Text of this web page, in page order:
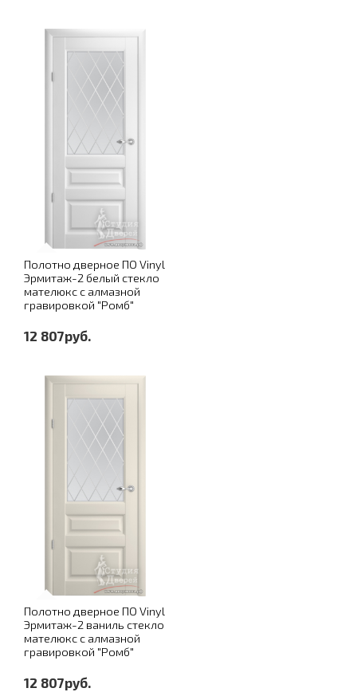
Полотно дверное ПО Vinyl
Эрмитаж-2 белый стекло
мателюкс с алмазной
гравировкой "Ромб"
12 807руб.
Полотно дверное ПО Vinyl
Эрмитаж-2 ваниль стекло
мателюкс с алмазной
гравировкой "Ромб"
12 807руб.